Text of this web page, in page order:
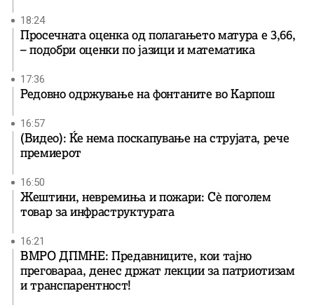
18:24
Просечната оценка од полагањето матура е 3,66,
– подобри оценки по јазици и математика
17:36
Редовно одржување на фонтаните во Карпош
16:57
(Видео): Ќе нема поскапување на струјата, рече
премиерот
16:50
Жештини, невремиња и пожари: Сè поголем
товар за инфраструктурата
16:21
ВМРО ДПМНЕ: Предавниците, кои тајно
преговараа, денес држат лекции за патриотизам
и транспарентност!